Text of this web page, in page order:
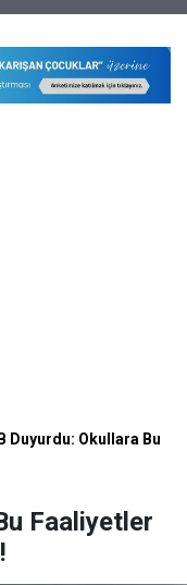
Duyurdu: Okullara Bu
Faaliyetler